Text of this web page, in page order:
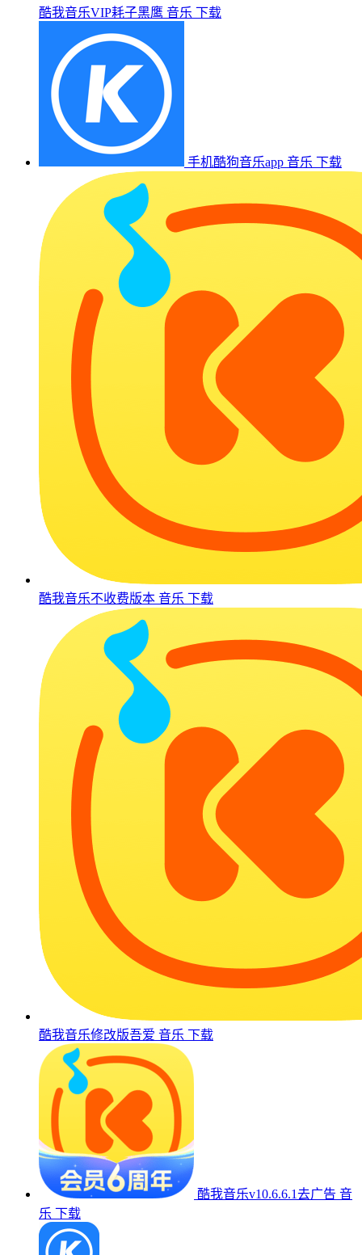
酷我音乐VIP耗子黑鹰 音乐 下载
手机酷狗音乐app 音乐 下载
酷我音乐不收费版本 音乐 下载
酷我音乐修改版吾爱 音乐 下载
酷我音乐v10.6.6.1去广告 音
乐 下载